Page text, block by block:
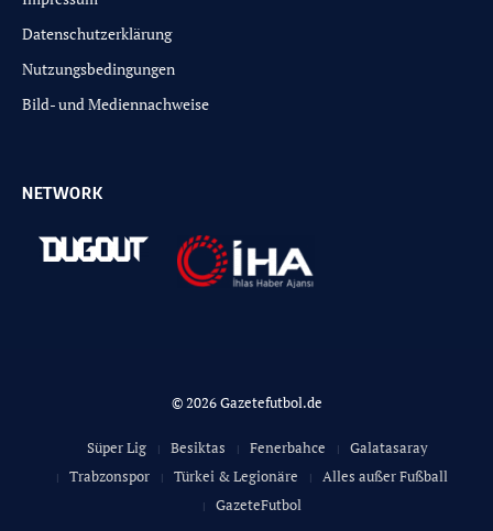
Datenschutzerklärung
Nutzungsbedingungen
Bild- und Mediennachweise
NETWORK
© 2026 Gazetefutbol.de
Süper Lig Besiktas Fenerbahce
Galatasaray
Trabzonspor
Türkei & Legionäre
Alles außer Fußball
GazeteFutbol